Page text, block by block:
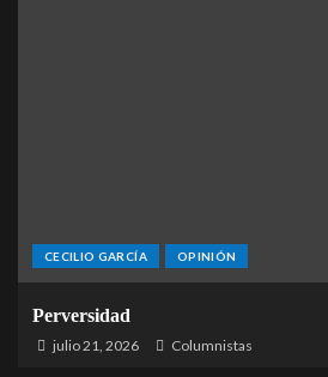
CECILIO GARCÍA OPINIÓN
Perversidad
julio 21, 2026 Columnistas